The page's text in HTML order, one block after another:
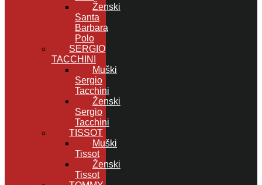
Ženski
Santa
Barbara
Polo
SERGIO
TACCHINI
Muški
Sergio
Tacchini
Ženski
Sergio
Tacchini
TISSOT
Muški
Tissot
Ženski
Tissot